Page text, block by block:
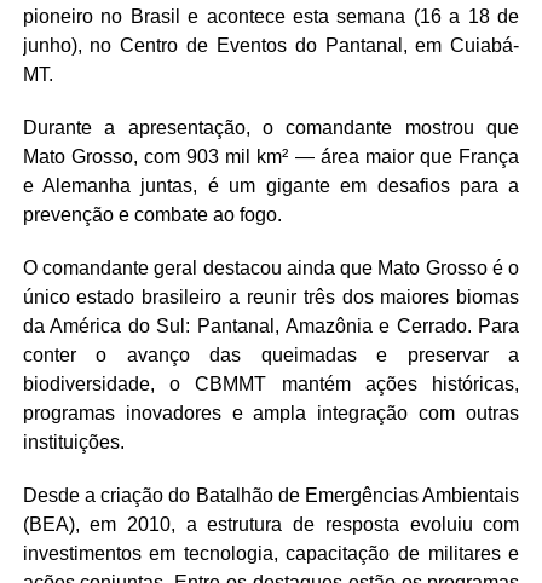
pioneiro no Brasil e acontece esta semana (16 a 18 de
junho), no Centro de Eventos do Pantanal, em Cuiabá-
MT.
Durante a apresentação, o comandante mostrou que
Mato Grosso, com 903 mil km² — área maior que França
e Alemanha juntas, é um gigante em desafios para a
prevenção e combate ao fogo.
O comandante geral destacou ainda que Mato Grosso é o
único estado brasileiro a reunir três dos maiores biomas
da América do Sul: Pantanal, Amazônia e Cerrado. Para
conter o avanço das queimadas e preservar a
biodiversidade, o CBMMT mantém ações históricas,
programas inovadores e ampla integração com outras
instituições.
Desde a criação do Batalhão de Emergências Ambientais
(BEA), em 2010, a estrutura de resposta evoluiu com
investimentos em tecnologia, capacitação de militares e